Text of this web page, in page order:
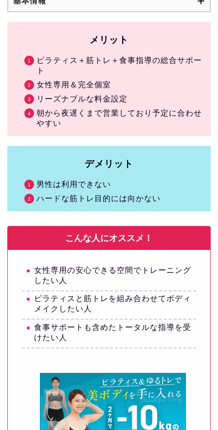
メリット
ピラティス＋筋トレ＋食事指導の総合サポー
ト
女性専用＆完全個室
リーズナブルな料金設定
朝から夜遅くまで営業しており予定に合わせ
やすい
デメリット
男性は利用できない
ハードな筋トレ目的には向かない
こんな人にオススメ！
女性専用の安心できる空間でトレーニング
したい人
ピラティスと筋トレを組み合わせてボディ
メイクしたい人
食事サポートも含めたトータルな指導を受
けたい人